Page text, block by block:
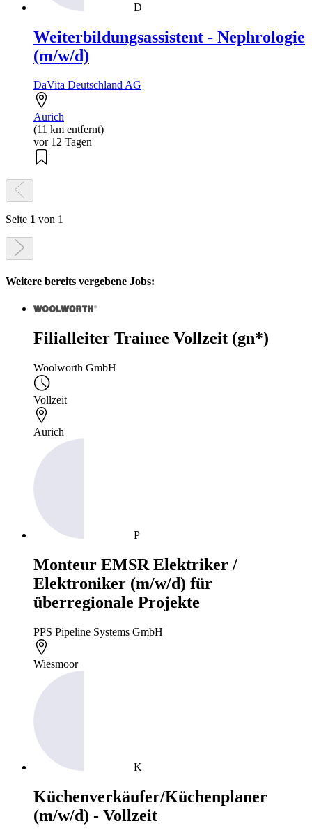
D
Weiterbildungsassistent - Nephrologie
(m/w/d)
DaVita Deutschland AG
Aurich
(11 km entfernt)
vor 12 Tagen
Seite 1 von 1
Weitere bereits vergebene Jobs:
Filialleiter Trainee Vollzeit (gn*)
Woolworth GmbH
Vollzeit
Aurich
P
Monteur EMSR Elektriker /
Elektroniker (m/w/d) für
überregionale Projekte
PPS Pipeline Systems GmbH
Wiesmoor
K
Küchenverkäufer/Küchenplaner
(m/w/d) - Vollzeit